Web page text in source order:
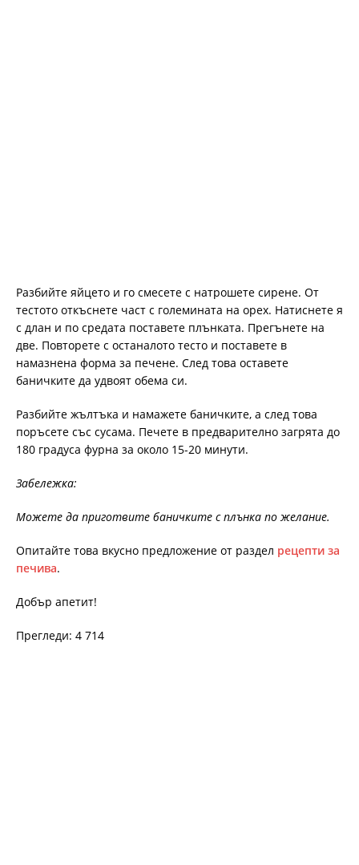
Разбийте яйцето и го смесете с натрошете сирене. От
тестото откъснете част с големината на орех. Натиснете я
с длан и по средата поставете плънката. Прегънете на
две. Повторете с останалото тесто и поставете в
намазнена форма за печене. След това оставете
баничките да удвоят обема си.
Разбийте жълтъка и намажете баничките, а след това
поръсете със сусама. Печете в предварително загрята до
180 градуса фурна за около 15-20 минути.
Забележка:
Можете да приготвите баничките с плънка по желание.
Опитайте това вкусно предложение от раздел рецепти за
печива.
Добър апетит!
Прегледи: 4 714